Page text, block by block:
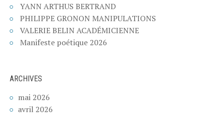
YANN ARTHUS BERTRAND
PHILIPPE GRONON MANIPULATIONS
VALERIE BELIN ACADÉMICIENNE
Manifeste poétique 2026
ARCHIVES
mai 2026
avril 2026